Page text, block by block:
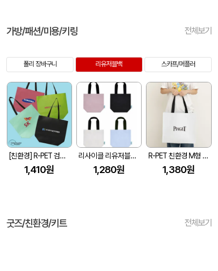
가방/패션/미용/키링 전체보기
폴리 장바구니 리유저블백 스카프/머플러
[친환경] R-PET 검정내피 리유저블백 (4색/중형/170g)(450x150x400mm)
1,410원
리사이클 리유저블백 4컬러 GRS인증 40*35*15
1,280원
R-PET 친환경 M형 리유저블백 (450x150x400mm)
1,380원
굿즈/친환경/키트 전체보기